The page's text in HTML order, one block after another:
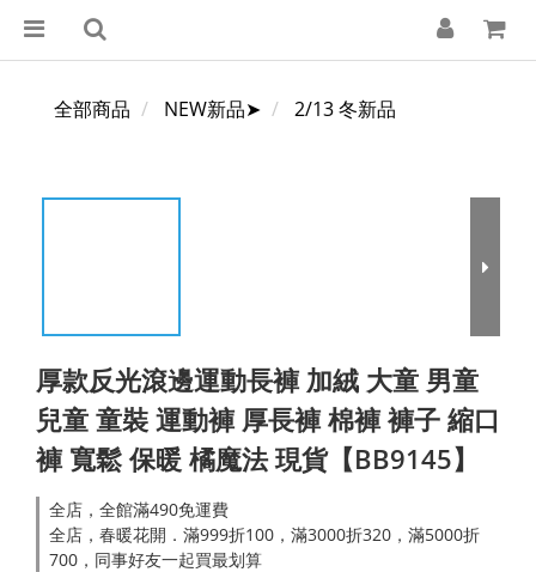
全部商品 NEW新品➤ 2/13 冬新品
厚款反光滾邊運動長褲 加絨 大童 男童
兒童 童裝 運動褲 厚長褲 棉褲 褲子 縮口
褲 寬鬆 保暖 橘魔法 現貨【BB9145】
全店，全館滿490免運費
全店，春暖花開．滿999折100，滿3000折320，滿5000折
700，同事好友一起買最划算